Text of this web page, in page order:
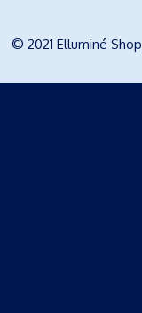
© 2021 Elluminé Shop